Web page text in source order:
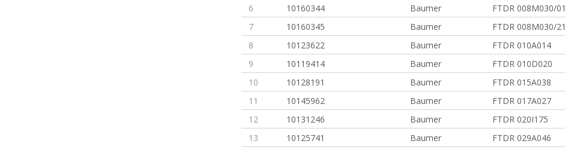
6 10160344 Baumer FTDR 008M030/01
7 10160345 Baumer FTDR 008M030/21
8 10123622 Baumer FTDR 010A014
9 10119414 Baumer FTDR 010D020
10 10128191 Baumer FTDR 015A038
11 10145962 Baumer FTDR 017A027
12 10131246 Baumer FTDR 020I175
13 10125741 Baumer FTDR 029A046